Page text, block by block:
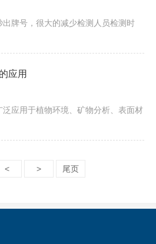
牌号，很大的减少检测人员检测时
应用
应用于植物环境、矿物分析、表面材
< > 尾页